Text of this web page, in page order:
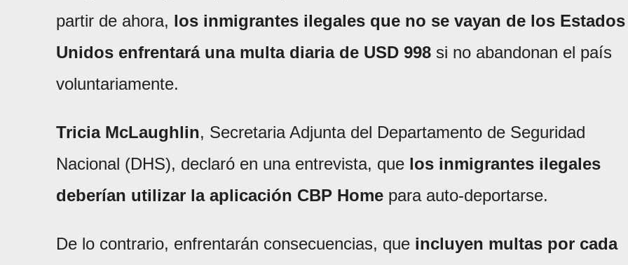
partir de ahora, los inmigrantes ilegales que no se vayan de los Estados
Unidos enfrentará una multa diaria de USD 998 si no abandonan el país
voluntariamente.
Tricia McLaughlin, Secretaria Adjunta del Departamento de Seguridad
Nacional (DHS), declaró en una entrevista, que los inmigrantes ilegales
deberían utilizar la aplicación CBP Home para auto-deportarse.
De lo contrario, enfrentarán consecuencias, que incluyen multas por cada